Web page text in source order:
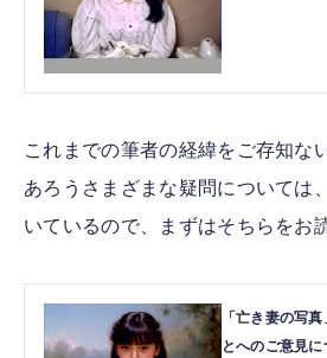
これまでの筆者の経緯をご存知な
あろうさまざまな疑問については
いているので、まずはそちらをお
「亡き妻の写
とへのご意見